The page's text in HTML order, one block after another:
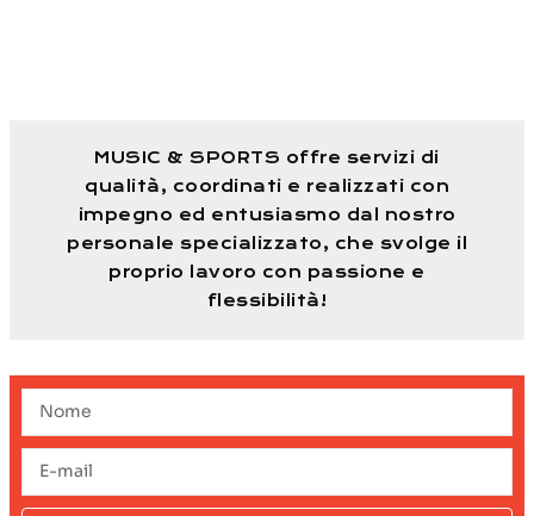
MUSIC & SPORTS offre servizi di
qualità, coordinati e realizzati con
impegno ed entusiasmo dal nostro
personale specializzato, che svolge il
proprio lavoro con passione e
flessibilità!